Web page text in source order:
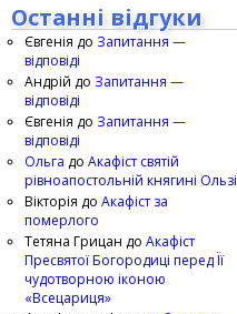
Останні відгуки
Євгенія до Запитання —
відповіді
Андрій до Запитання —
відповіді
Євгенія до Запитання —
відповіді
Ольга до Акафіст святій
рівноапостольній княгині Ользі
Вікторія до Акафіст за
померлого
Тетяна Грицан до Акафіст
Пресвятої Богородиці перед Її
чудотворною іконою
«Всецариця»